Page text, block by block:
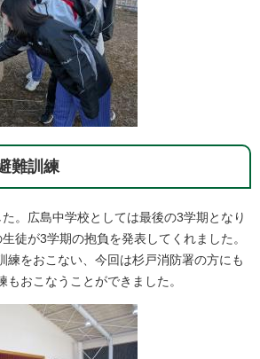
難訓練
。広島中学校としては最後の3学期となり
徒が3学期の抱負を発表してくれました。
練をおこない、今回は杉戸消防署の方にも
おこなうことができました。